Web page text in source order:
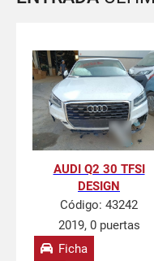
AUDI Q2 30 TFSI
DESIGN
Código: 43242
2019, 0 puertas
Ficha